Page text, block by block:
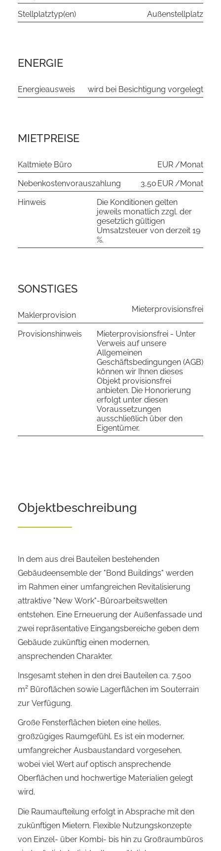
Stellplatztyp(en)
Außenstellplatz
ENERGIE
Energieausweis wird bei Besichtigung vorgelegt
MIETPREISE
Kaltmiete Büro
EUR /Monat
Nebenkostenvorauszahlung
3,50 EUR /Monat
Hinweis
Die Konditionen gelten
jeweils monatlich zzgl. der
gesetzlich gültigen
Umsatzsteuer von derzeit 19
%.
SONSTIGES
Maklerprovision
Mieterprovisionsfrei
Provisionshinweis
Mieterprovisionsfrei - Unter
Verweis auf unsere
Allgemeinen
Geschäftsbedingungen (AGB)
können wir Ihnen dieses
Objekt provisionsfrei
anbieten. Die Honorierung
erfolgt unter diesen
Voraussetzungen
ausschließlich über den
Eigentümer.
Objekt­beschreibung
In dem aus drei Bauteilen bestehenden
Gebäudeensemble der "Bond Buildings" werden
im Rahmen einer umfangreichen Revitalisierung
attraktive "New Work"-Büroarbeitswelten
entstehen. Eine Erneuerung der Außenfassade und
zwei repräsentative Eingangsbereiche geben dem
Gebäude zukünftig einen modernen,
ansprechenden Charakter.
Insgesamt stehen in den drei Bauteilen ca. 7.500
m² Büroflächen sowie Lagerflächen im Souterrain
zur Verfügung.
Große Fensterflächen bieten eine helles,
großzügiges Raumgefühl. Es ist ein moderner,
umfangreicher Ausbaustandard vorgesehen,
wobei viel Wert auf optisch ansprechende
Oberflächen und hochwertige Materialien gelegt
wird.
Die Raumaufteilung erfolgt in Absprache mit den
zukünftigen Mietern. Flexible Nutzungskonzepte
von Einzel- über Kombi- bis hin zu Großraumbüros